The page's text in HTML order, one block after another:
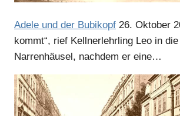
Adele und der Bubikopf 26. Oktober
kommt“, rief Kellnerlehrling Leo in
Narrenhäusel, nachdem er eine…